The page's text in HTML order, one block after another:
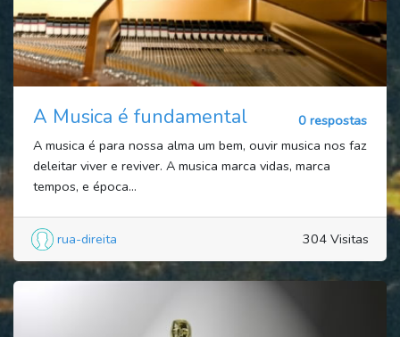
A Musica é fundamental
0 respostas
A musica é para nossa alma um bem, ouvir musica nos faz
deleitar viver e reviver. A musica marca vidas, marca
tempos, e época...
rua-direita 304 Visitas